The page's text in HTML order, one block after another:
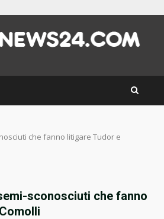
che fanno litigare Tudor e
sconosciuti che fanno